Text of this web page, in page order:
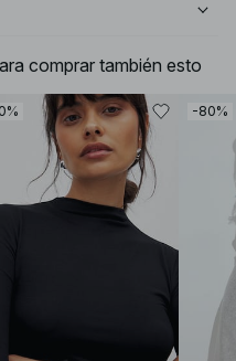
comprar también esto
-80%